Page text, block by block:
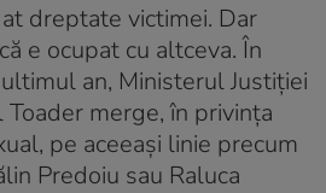
dreptate victimei. Dar
e ocupat cu altceva. În
an, Ministerul Justiției
merge, în privința
pe aceeași linie precum
Predoiu sau Raluca